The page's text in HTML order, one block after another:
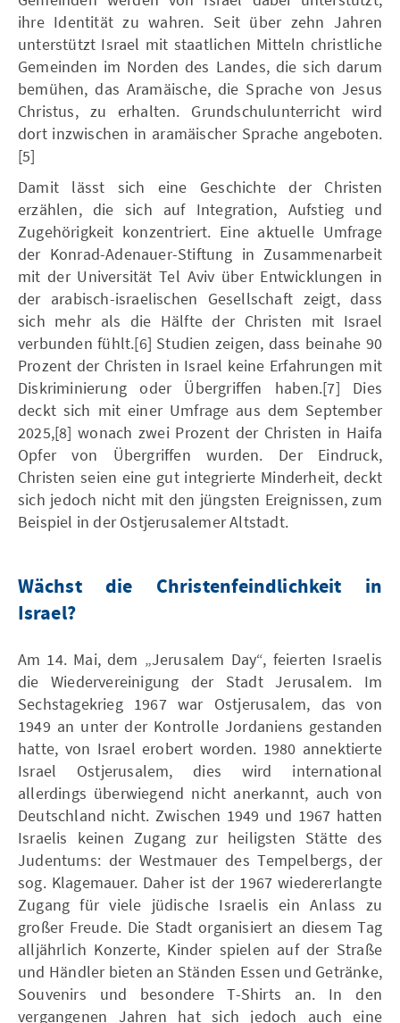
ihre Identität zu wahren. Seit über zehn Jahren
unterstützt Israel mit staatlichen Mitteln christliche
Gemeinden im Norden des Landes, die sich darum
bemühen, das Aramäische, die Sprache von Jesus
Christus, zu erhalten. Grundschulunterricht wird
dort inzwischen in aramäischer Sprache angeboten.
[5]
Damit lässt sich eine Geschichte der Christen
erzählen, die sich auf Integration, Aufstieg und
Zugehörigkeit konzentriert. Eine aktuelle Umfrage
der Konrad-Adenauer-Stiftung in Zusammenarbeit
mit der Universität Tel Aviv über Entwicklungen in
der arabisch-israelischen Gesellschaft zeigt, dass
sich mehr als die Hälfte der Christen mit Israel
verbunden fühlt.[6] Studien zeigen, dass beinahe 90
Prozent der Christen in Israel keine Erfahrungen mit
Diskriminierung oder Übergriffen haben.[7] Dies
deckt sich mit einer Umfrage aus dem September
2025,[8] wonach zwei Prozent der Christen in Haifa
Opfer von Übergriffen wurden. Der Eindruck,
Christen seien eine gut integrierte Minderheit, deckt
sich jedoch nicht mit den jüngsten Ereignissen, zum
Beispiel in der Ostjerusalemer Altstadt.
Wächst die Christenfeindlichkeit in
Israel?
Am 14. Mai, dem „Jerusalem Day“, feierten Israelis
die Wiedervereinigung der Stadt Jerusalem. Im
Sechstagekrieg 1967 war Ostjerusalem, das von
1949 an unter der Kontrolle Jordaniens gestanden
hatte, von Israel erobert worden. 1980 annektierte
Israel Ostjerusalem, dies wird international
allerdings überwiegend nicht anerkannt, auch von
Deutschland nicht. Zwischen 1949 und 1967 hatten
Israelis keinen Zugang zur heiligsten Stätte des
Judentums: der Westmauer des Tempelbergs, der
sog. Klagemauer. Daher ist der 1967 wiedererlangte
Zugang für viele jüdische Israelis ein Anlass zu
großer Freude. Die Stadt organisiert an diesem Tag
alljährlich Konzerte, Kinder spielen auf der Straße
und Händler bieten an Ständen Essen und Getränke,
Souvenirs und besondere T-Shirts an. In den
vergangenen Jahren hat sich jedoch auch eine